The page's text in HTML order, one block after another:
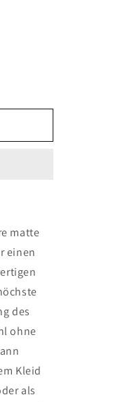
matte
einen
des
ohne
Kleid
als